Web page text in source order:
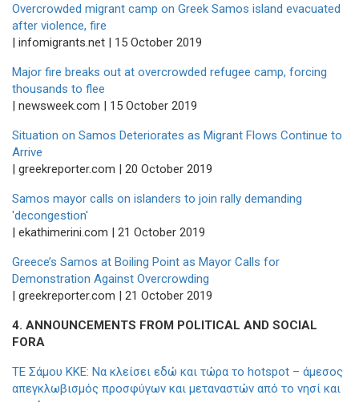
Overcrowded migrant camp on Greek Samos island evacuated
after violence, fire
| infomigrants.net | 15 October 2019
Major fire breaks out at overcrowded refugee camp, forcing
thousands to flee
| newsweek.com | 15 October 2019
Situation on Samos Deteriorates as Migrant Flows Continue to
Arrive
| greekreporter.com | 20 October 2019
Samos mayor calls on islanders to join rally demanding
'decongestion'
| ekathimerini.com | 21 October 2019
Greece’s Samos at Boiling Point as Mayor Calls for
Demonstration Against Overcrowding
| greekreporter.com | 21 October 2019
4. ANNOUNCEMENTS FROM POLITICAL AND SOCIAL
FORA
TE Σάμου ΚΚΕ: Να κλείσει εδώ και τώρα το hotspot – άμεσος
απεγκλωβισμός προσφύγων και μεταναστών από το νησί και